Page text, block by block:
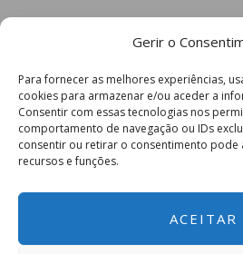
Gerir o
Para fornecer as melhores experiências,
cookies para armazenar e/ou aceder a
Consentir com essas tecnologias nos
comportamento de navegação ou IDs
consentir ou retirar o consentimento pode
recursos e funções.
ACEITAR